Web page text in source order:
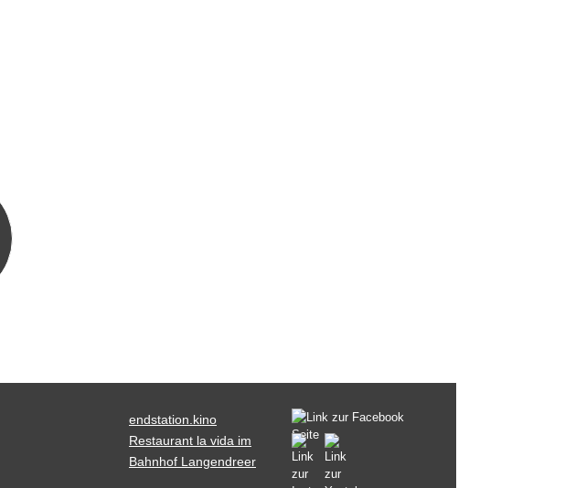
endstation.kino
Restaurant la vida im
Bahnhof Langendreer